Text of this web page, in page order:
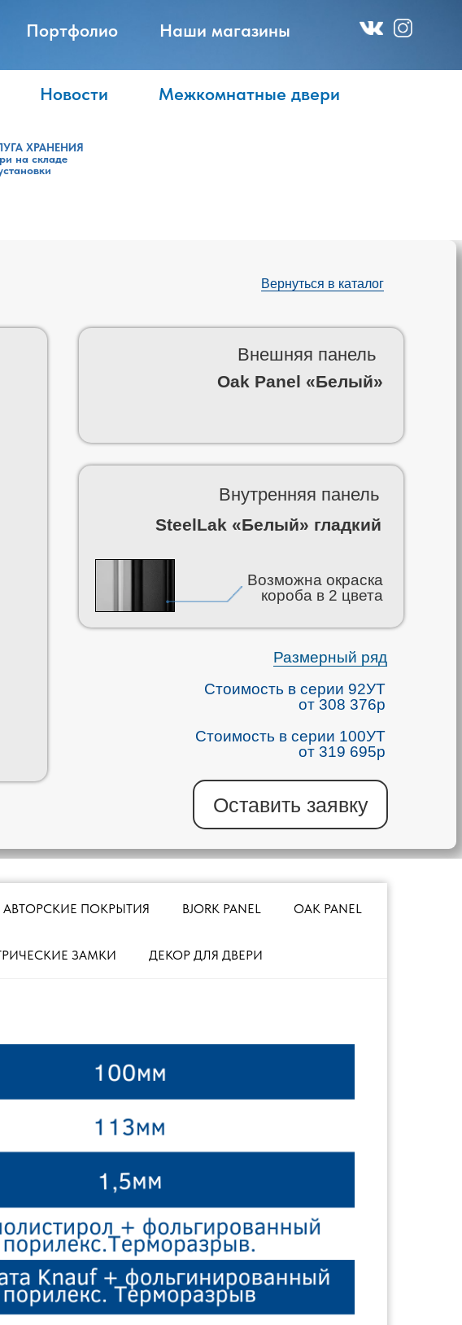
Межкомнатные двери
Портфолио
Новости
Наши магазины
ХРАНЕНИЯ
на складе
Oak Panel «Белый»
SteelLak «Белый» гладкий
Внешняя панель
Внутренняя панель
Размерный ряд
Вернуться в каталог
Возможна окраска
короба в 2 цвета
Оставить заявку
Стоимость в серии 100УТ
от 319 695р
Стоимость в серии 92УТ
от 308 376р
АВТОРСКИЕ ПОКРЫТИЯ BJORK PANEL OAK PANEL
ЗАМКИ ДЕКОР ДЛЯ ДВЕРИ